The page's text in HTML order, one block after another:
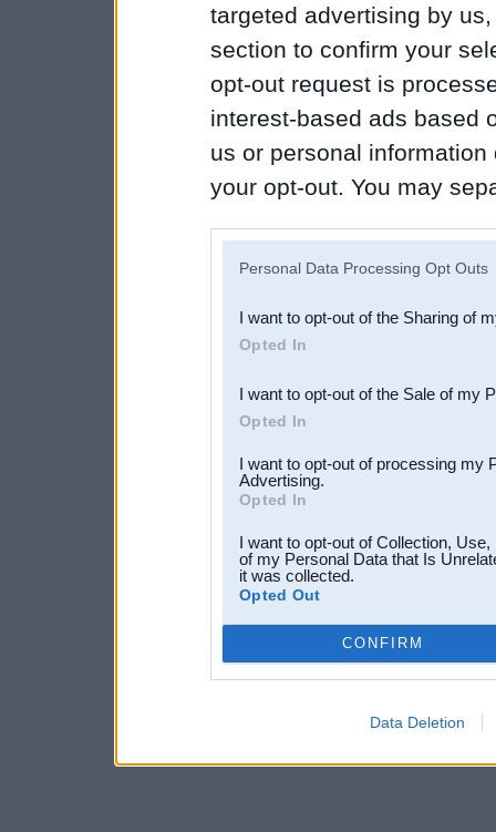
targeted advertising by
section to confirm your
opt-out request is
interest-based ads based
us or personal
your opt-out. You may
Downstream Participants
third parties.
Personal Data Processing Opt Outs
I want to opt-out of the Sharing of
Opted In
I want to opt-out of the Sale of my
Opted In
I want to opt-out of processing my
Advertising.
Opted In
I want to opt-out of Collection,
of my Personal Data that Is
it was collected.
Opted Out
CONFIRM
Data Deletion